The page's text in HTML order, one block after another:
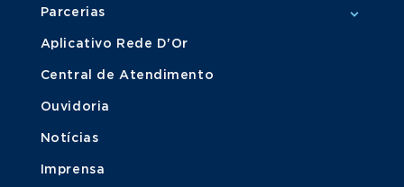
Parcerias
Aplicativo Rede D'Or
Central de Atendimento
Ouvidoria
Notícias
Imprensa